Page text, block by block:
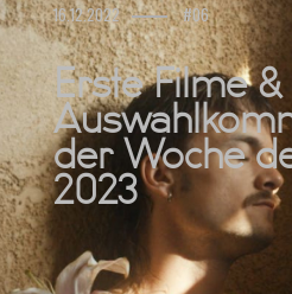
16.12.2022 #06
Erste Filme &
der Woche
2023